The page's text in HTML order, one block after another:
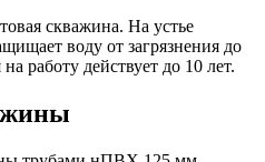
скважина. На устье
воду от загрязнения до
работу действует до 10 лет.